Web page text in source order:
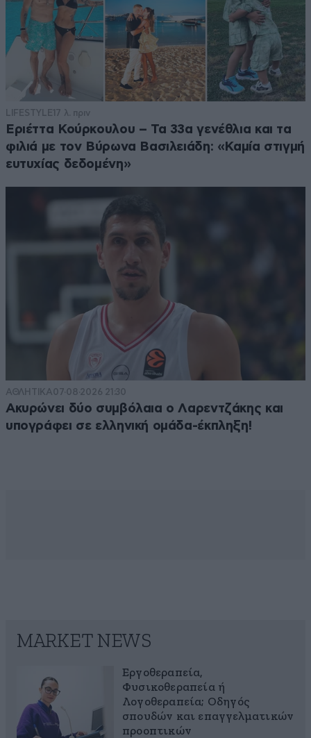
LIFESTYLE17 λ. πριν
Εριέττα Κούρκουλου – Τα 33α γενέθλια και τα
φιλιά με τον Βύρωνα Βασιλειάδη: «Καμία στιγμή
ευτυχίας δεδομένη»
ΑΘΛΗΤΙΚΑ07·08·2026 21:30
Ακυρώνει δύο συμβόλαια ο Λαρεντζάκης και
υπογράφει σε ελληνική ομάδα-έκπληξη!
MARKET NEWS
Εργοθεραπεία,
Φυσικοθεραπεία ή
Λογοθεραπεία; Οδηγός
σπουδών και επαγγελματικών
προοπτικών